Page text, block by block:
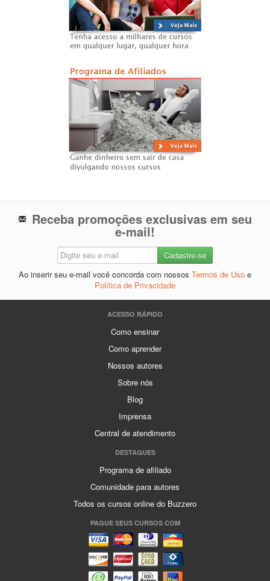
Receba promoções exclusivas em seu
e-mail!
Ao inserir seu e-mail você concorda com nossos Termos de Uso e
Política de Privacidade
ACESSO RÁPIDO
Como ensinar
Como aprender
Nossos autores
Sobre nós
Blog
Imprensa
Central de atendimento
DESTAQUES
Programa de afiliado
Comunidade para autores
Todos os cursos online do Buzzero
PAGUE SEUS CURSOS COM